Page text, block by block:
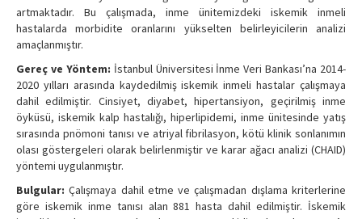
artmaktadır. Bu çalışmada, inme ünitemizdeki iskemik inmeli
hastalarda morbidite oranlarını yükselten belirleyicilerin analizi
amaçlanmıştır.
Gereç ve Yöntem: İstanbul Üniversitesi İnme Veri Bankası’na 2014-
2020 yılları arasında kaydedilmiş iskemik inmeli hastalar çalışmaya
dahil edilmiştir. Cinsiyet, diyabet, hipertansiyon, geçirilmiş inme
öyküsü, iskemik kalp hastalığı, hiperlipidemi, inme ünitesinde yatış
sırasında pnömoni tanısı ve atriyal fibrilasyon, kötü klinik sonlanımın
olası göstergeleri olarak belirlenmiştir ve karar ağacı analizi (CHAID)
yöntemi uygulanmıştır.
Bulgular: Çalışmaya dahil etme ve çalışmadan dışlama kriterlerine
göre iskemik inme tanısı alan 881 hasta dahil edilmiştir. İskemik